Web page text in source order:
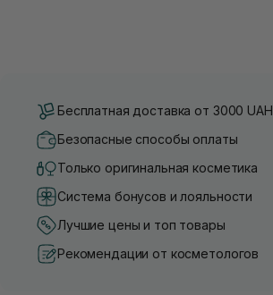
Бесплатная доставка от 3000 UAH
Безопасные способы оплаты
Только оригинальная косметика
Система бонусов и лояльности
Лучшие цены и топ товары
Рекомендации от косметологов